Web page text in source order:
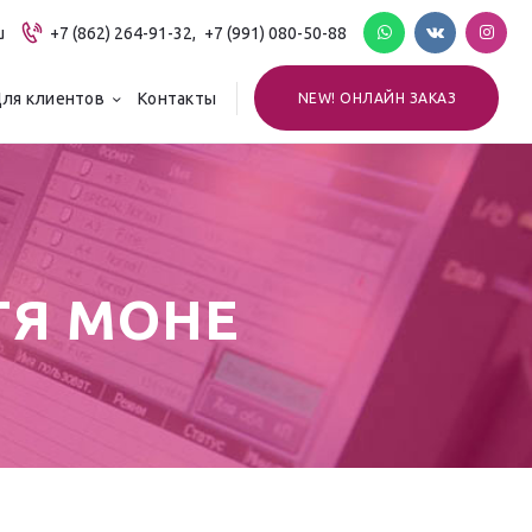
+7 (862) 264-91-32, +7 (991) 080-50-88
клиентов Контакты NEW! ОНЛАЙН ЗАКАЗ
МОНЕ